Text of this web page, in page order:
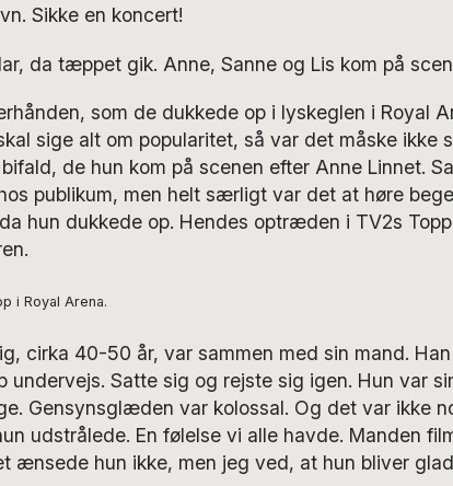
Sikke en koncert!
da tæppet gik. Anne, Sanne og Lis kom på
som de dukkede op i lyskeglen i Royal
sige alt om popularitet, så var det måske ikke
de hun kom på scenen efter Anne Linnet.
publikum, men helt særligt var det at høre
hun dukkede op. Hendes optræden i TV2s
i Royal Arena.
cirka 40-50 år, var sammen med sin mand.
undervejs. Satte sig og rejste sig igen. Hun var
Gensynsglæden var kolossal. Og det var ikke
udstrålede. En følelse vi alle havde. Manden
ænsede hun ikke, men jeg ved, at hun bliver